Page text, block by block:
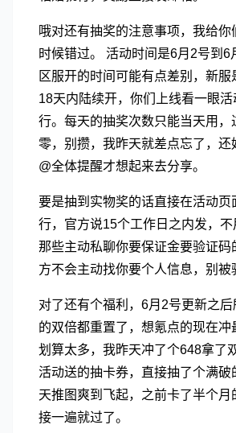
哦对还有抽奖的注意事项，我给你
时候错过。 活动时间是6月2号到6
区服开的时间可能有点差别，新服
18天内陆续开，你们上线看一眼
行。每天的抽奖次数只能当天用，
零，别攒，我昨天就差点忘了，还
@全体提醒才想起来去分享。
要是抽到实物奖的话直接在活动页
行，官方说15个工作日之内发，不
那些主动私聊你要保证金要验证码
方不会主动找你要个人信息，别被
对了还有个福利，6月2号更新之
的双倍都重置了，想氪点的现在冲
划算太多，我昨天冲了个648拿了
活动送的抽卡券，直接抽了个满破
天推图爽到飞起，之前卡了半个月
接一遍就过了。